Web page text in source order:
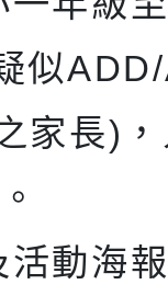
似
家長)
活動海